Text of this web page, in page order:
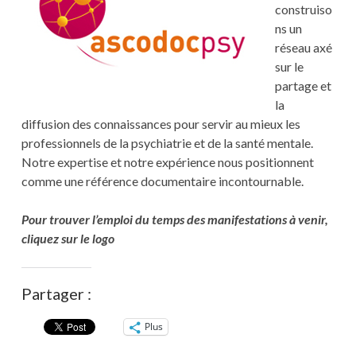
construiso
ns un
réseau axé
sur le
partage et
la
diffusion des connaissances pour servir au mieux les
professionnels de la psychiatrie et de la santé mentale.
Notre expertise et notre expérience nous positionnent
comme une référence documentaire incontournable.
Pour trouver l’emploi du temps des manifestations à venir,
cliquez sur le logo
Partager :
Plus